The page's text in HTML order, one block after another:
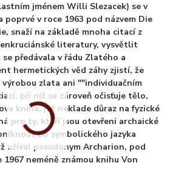
jménem Willi Slezacek) se v
v roce 1963 pod názvem Die
snaží na základě mnoha citací z
literatury, vysvětlit
předávala v řádu Zlatého a
hermetických věd záhy zjistí, že
výrobou zlata ani ""individuačním
při níž se zároveň očisťuje tělo,
kniha, jež neklade důraz na fyzické
pro ty, kteří jsou otevřeni archaické
do symbolického jazyka
užíval pseudonym Archarion, pod
neméně známou knihu Von